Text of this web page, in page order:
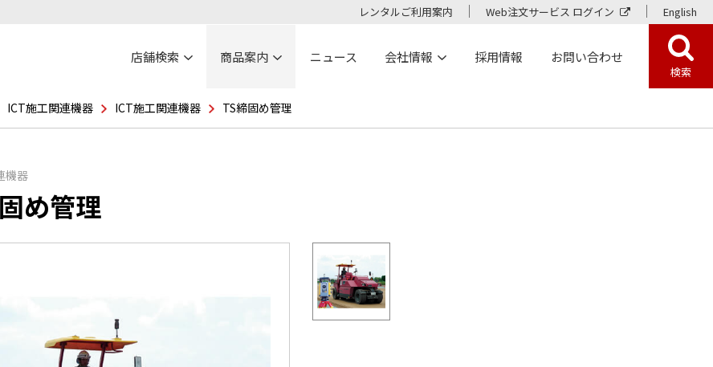
レンタルご利用案内 Web注文サービス ログイン English
店舗検索 商品案内 ニュース 会社情報 採用情報 お問い合わせ
検索
ICT施工関連機器 ICT施工関連機器 TS締固め管理
機器
め管理